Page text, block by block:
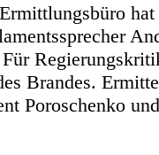
Brandes.
Poroschenko